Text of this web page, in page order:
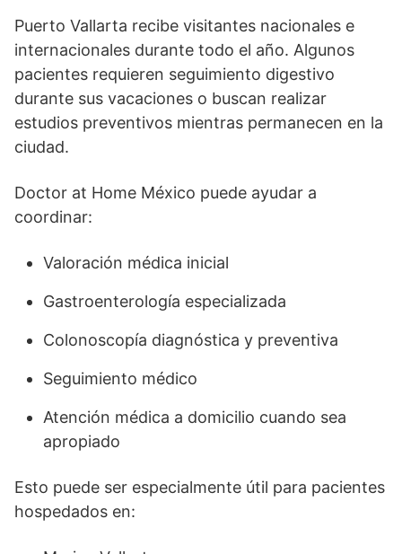
Puerto Vallarta recibe visitantes nacionales e
internacionales durante todo el año. Algunos
pacientes requieren seguimiento digestivo
durante sus vacaciones o buscan realizar
estudios preventivos mientras permanecen en la
ciudad.
Doctor at Home México puede ayudar a
coordinar:
Valoración médica inicial
Gastroenterología especializada
Colonoscopía diagnóstica y preventiva
Seguimiento médico
Atención médica a domicilio cuando sea
apropiado
Esto puede ser especialmente útil para pacientes
hospedados en: